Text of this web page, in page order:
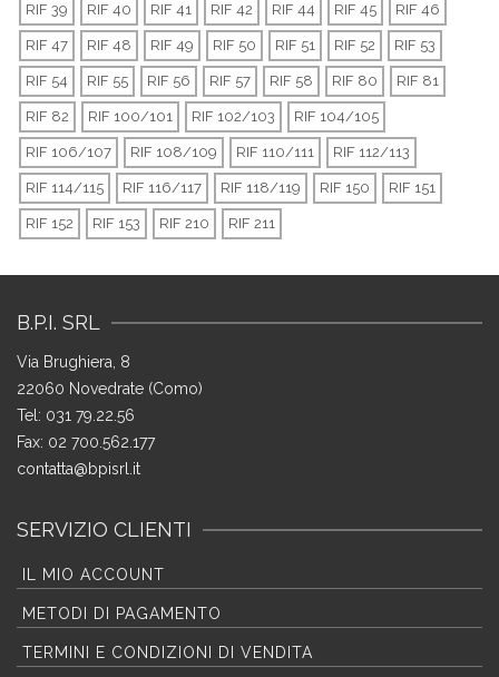
RIF 39 RIF 40 RIF 41 RIF 42 RIF 44 RIF 45 RIF 46
RIF 47 RIF 48 RIF 49 RIF 50 RIF 51 RIF 52 RIF 53
RIF 54 RIF 55 RIF 56 RIF 57 RIF 58 RIF 80 RIF 81
RIF 82 RIF 100/101 RIF 102/103 RIF 104/105
RIF 106/107 RIF 108/109 RIF 110/111 RIF 112/113
RIF 114/115 RIF 116/117 RIF 118/119 RIF 150 RIF 151
RIF 152 RIF 153 RIF 210 RIF 211
B.P.I. SRL
Via Brughiera, 8
22060 Novedrate (Como)
Tel: 031 79.22.56
Fax: 02 700.562.177
contatta@bpisrl.it
SERVIZIO CLIENTI
IL MIO ACCOUNT
METODI DI PAGAMENTO
TERMINI E CONDIZIONI DI VENDITA